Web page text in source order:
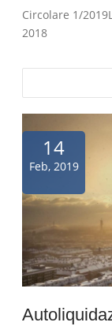
Circolare 1/
2018
14
Feb, 2019